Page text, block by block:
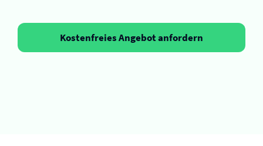
Kostenfreies Angebot anfordern